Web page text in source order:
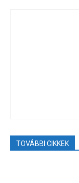
TOVÁBBI CIKKEK